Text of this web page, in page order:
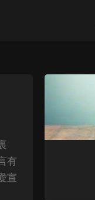
有
宣